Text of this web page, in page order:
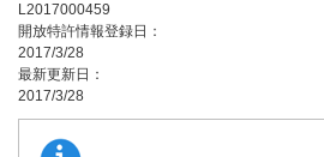
L2017000459
開放特許情報登録日：
2017/3/28
最新更新日：
2017/3/28